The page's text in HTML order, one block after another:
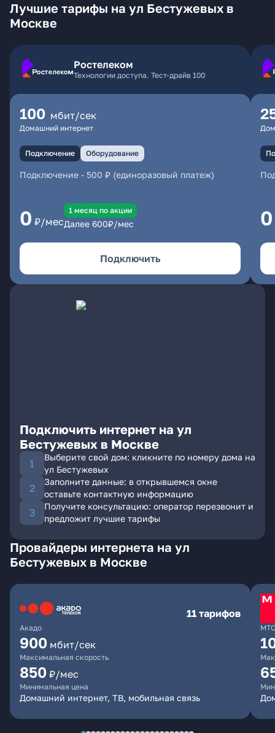
Лучшие тарифы на ул Бестужевых в
Москве
Ростелеком
Технологии доступа. Тест-драйв 100
100 мбит/сек
Домашний интернет
Подключение Оборудование
Подключение - 500 ₽ (единоразовый платеж)
0 ₽/мес
1 месяц по акции
Далее 600₽/мес
Подключить
0
Подключить интернет на ул
Бестужевых в Москве
Выберите свой дом: кликните по номеру дома на
ул Бестужевых
Заполните данные: в открывшемся окне
оставьте контактную информацию
Получите консультацию: оператор перезвонит и
предложит лучшие тарифы
Провайдеры интернета на ул
Бестужевых в Москве
Акадо
11 тарифов
900 мбит/сек
Максимальная скорость
850 ₽/мес
Минимальная цена
Домашний интернет, ТВ, мобильная связь
МТС